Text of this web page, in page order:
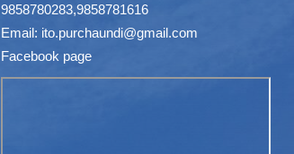
9858780283,9858781616
Email: ito.purchaundi@gmail.com
Facebook page